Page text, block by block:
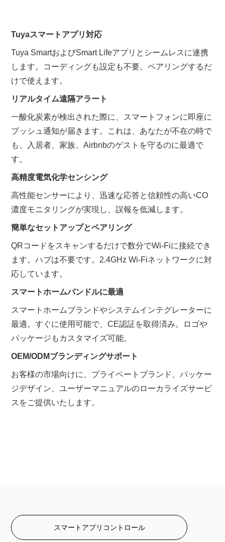
Tuyaスマートアプリ対応
Tuya SmartおよびSmart Lifeアプリとシームレスに連携
します。コーディングも設定も不要。ペアリングするだ
けで使えます。
リアルタイム遠隔アラート
一酸化炭素が検出された際に、スマートフォンに即座に
プッシュ通知が届きます。これは、あなたが不在の時で
も、入居者、家族、Airbnbのゲストを守るのに最適で
す。
高精度電気化学センシング
高性能センサーにより、迅速な応答と信頼性の高いCO
濃度モニタリングが実現し、誤報を低減します。
簡単なセットアップとペアリング
QRコードをスキャンするだけで数分でWi-Fiに接続でき
ます。ハブは不要です。2.4GHz Wi-Fiネットワークに対
応しています。
スマートホームバンドルに最適
スマートホームブランドやシステムインテグレーターに
最適。すぐに使用可能で、CE認証を取得済み。ロゴや
パッケージもカスタマイズ可能。
OEM/ODMブランディングサポート
お客様の市場向けに、プライベートブランド、パッケー
ジデザイン、ユーザーマニュアルのローカライズサービ
スをご提供いたします。
スマートアプリコントロール